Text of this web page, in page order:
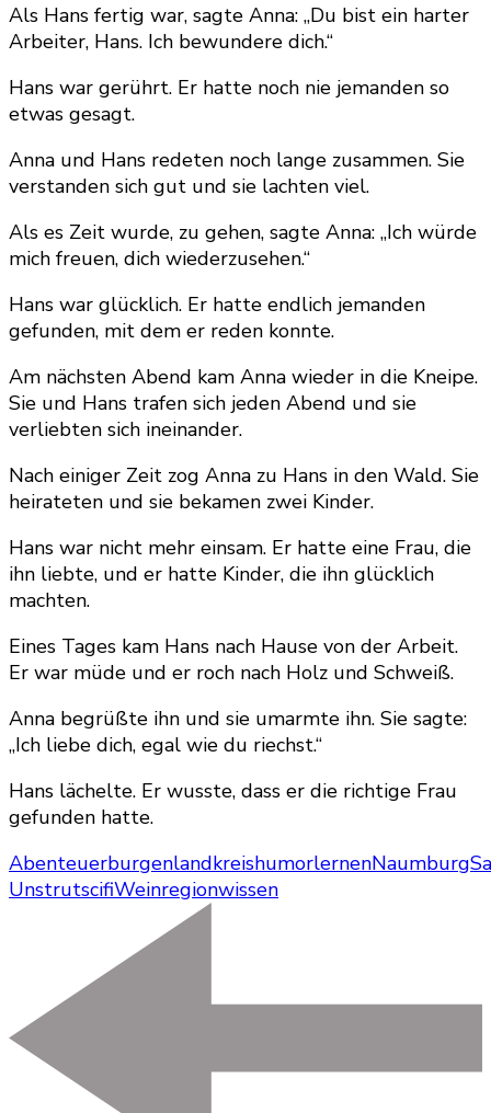
Als Hans fertig war, sagte Anna: „Du bist ein harter
Arbeiter, Hans. Ich bewundere dich.“
Hans war gerührt. Er hatte noch nie jemanden so
etwas gesagt.
Anna und Hans redeten noch lange zusammen. Sie
verstanden sich gut und sie lachten viel.
Als es Zeit wurde, zu gehen, sagte Anna: „Ich würde
mich freuen, dich wiederzusehen.“
Hans war glücklich. Er hatte endlich jemanden
gefunden, mit dem er reden konnte.
Am nächsten Abend kam Anna wieder in die Kneipe.
Sie und Hans trafen sich jeden Abend und sie
verliebten sich ineinander.
Nach einiger Zeit zog Anna zu Hans in den Wald. Sie
heirateten und sie bekamen zwei Kinder.
Hans war nicht mehr einsam. Er hatte eine Frau, die
ihn liebte, und er hatte Kinder, die ihn glücklich
machten.
Eines Tages kam Hans nach Hause von der Arbeit.
Er war müde und er roch nach Holz und Schweiß.
Anna begrüßte ihn und sie umarmte ihn. Sie sagte:
„Ich liebe dich, egal wie du riechst.“
Hans lächelte. Er wusste, dass er die richtige Frau
gefunden hatte.
AbenteuerburgenlandkreishumorlernenNaumburg
UnstrutscifiWeinregionwissen